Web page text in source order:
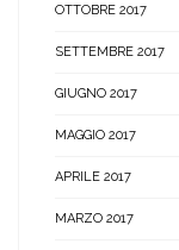
OTTOBRE 2017
SETTEMBRE 2017
GIUGNO 2017
MAGGIO 2017
APRILE 2017
MARZO 2017